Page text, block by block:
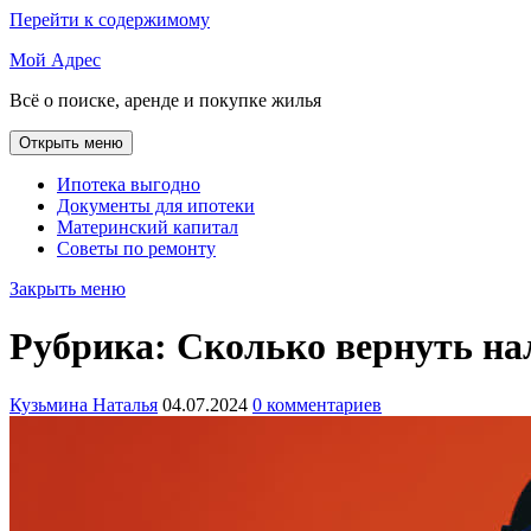
Перейти к содержимому
Мой Адрес
Всё о поиске, аренде и покупке жилья
Открыть меню
Ипотека выгодно
Документы для ипотеки
Материнский капитал
Советы по ремонту
Закрыть меню
Рубрика: Сколько вернуть
Кузьмина Наталья 04.07.2024 0 комментариев